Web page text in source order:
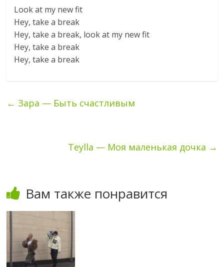
Look at my new fit
Hey, take a break
Hey, take a break, look at my new fit
Hey, take a break
Hey, take a break
← Зара — Быть счастливым
Teylla — Моя маленькая дочка →
Вам также понравится